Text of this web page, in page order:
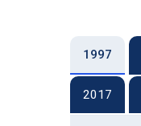
1997
2017